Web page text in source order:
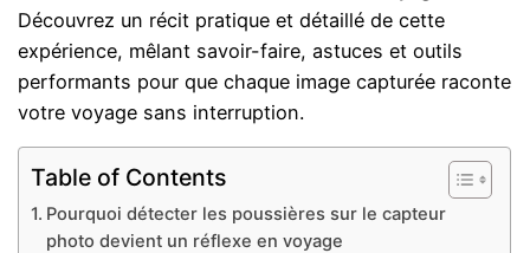
Découvrez un récit pratique et détaillé de cette
expérience, mêlant savoir-faire, astuces et outils
performants pour que chaque image capturée raconte
votre voyage sans interruption.
Table of Contents
Pourquoi détecter les poussières sur le capteur
photo devient un réflexe en voyage